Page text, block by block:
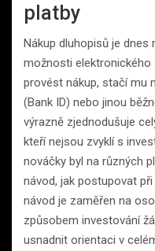
platby
Nákup dluhopisů je dnes
možnosti elektronického
provést nákup, stačí mu
(Bank ID) nebo jinou
výrazně zjednodušuje
kteří nejsou zvyklí s
nováčky byl na různých
návod, jak postupovat
návod je zaměřen na
způsobem investování
usnadnit orientaci v